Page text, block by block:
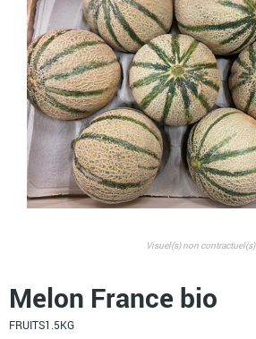
Visuel(s) non contractuel(s)
Melon France bio
FRUITS1.5KG